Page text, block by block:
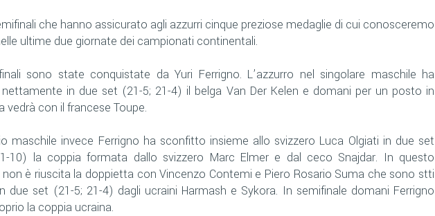
che hanno assicurato agli azzurri cinque preziose medaglie di cui conosceremo
ultime due giornate dei campionati continentali.
sono state conquistate da Yuri Ferrigno. L’azzurro nel singolare maschile ha
in due set (21-5; 21-4) il belga Van Der Kelen e domani per un posto in
vedrà con il francese Toupe.
maschile invece Ferrigno ha sconfitto insieme allo svizzero Luca Olgiati in due set
10) la coppia formata dallo svizzero Marc Elmer e dal ceco Snajdar. In questo
è riuscita la doppietta con Vincenzo Contemi e Piero Rosario Suma che sono stti
due set (21-5; 21-4) dagli ucraini Harmash e Sykora. In semifinale domani Ferrigno
la coppia ucraina.